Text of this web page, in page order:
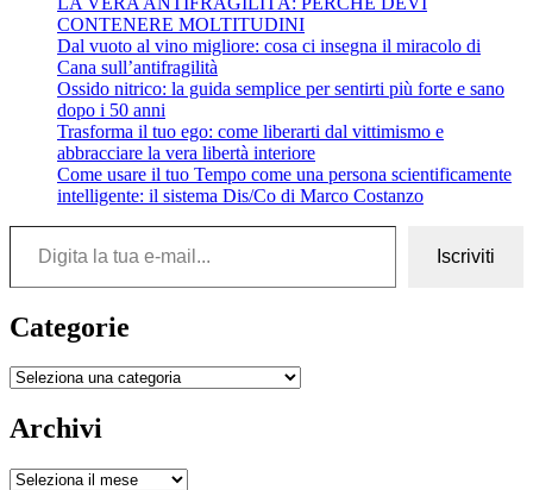
la
dignità
dell’uomo
CONTENERE MOLTITUDINI
Dal vuoto al vino migliore: cosa ci insegna il miracolo di
Cana sull’antifragilità
Ossido nitrico: la guida semplice per sentirti più forte e sano
dopo i 50 anni
Trasforma il tuo ego: come liberarti dal vittimismo e
abbracciare la vera libertà interiore
Come usare il tuo Tempo come una persona scientificamente
intelligente: il sistema Dis/Co di Marco Costanzo
Digita la tua e-mail...
Iscriviti
Categorie
Categorie
Archivi
Archivi